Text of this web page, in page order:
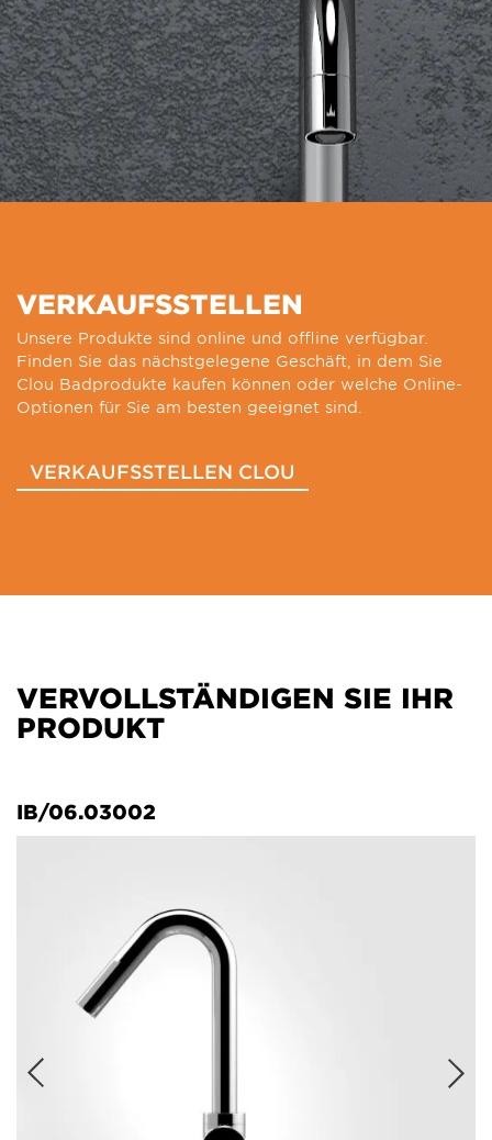
VERKAUFSSTELLEN
Unsere Produkte sind online und offline verfügbar.
Finden Sie das nächstgelegene Geschäft, in dem Sie
Clou Badprodukte kaufen können oder welche Online-
Optionen für Sie am besten geeignet sind.
VERKAUFSSTELLEN CLOU
VERVOLLSTÄNDIGEN SIE IHR
PRODUKT
IB/06.03002